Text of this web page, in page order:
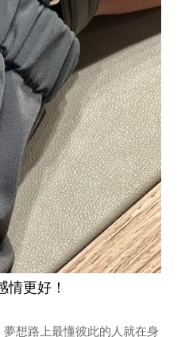
情更好！
想路上最懂彼此的人就在身